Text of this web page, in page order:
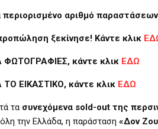
περιορισμένο αριθμό παραστάσεων
ξεκίνησε! Κάντε κλικ
ΦΩΤΟΓΡΑΦΙΕΣ, κάντε κλικ ΕΔΩ
ΤΟ ΕΙΚΑΣΤΙΚΟ, κάντε κλικ ΕΔΩ
τα συνεχόμενα sold-out της
την Ελλάδα, η παράσταση «Δον